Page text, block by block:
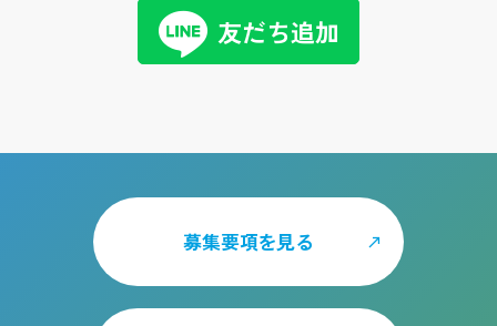
友だち追加
募集要項を見る